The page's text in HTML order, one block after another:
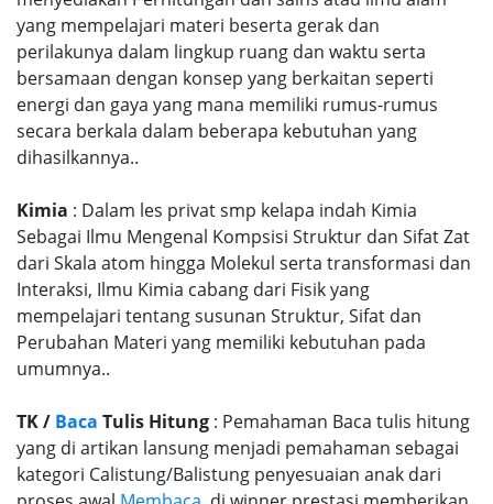
yang mempelajari materi beserta gerak dan
perilakunya dalam lingkup ruang dan waktu serta
bersamaan dengan konsep yang berkaitan seperti
energi dan gaya yang mana memiliki rumus-rumus
secara berkala dalam beberapa kebutuhan yang
dihasilkannya..
Kimia : Dalam les privat smp kelapa indah Kimia
Sebagai Ilmu Mengenal Kompsisi Struktur dan Sifat Zat
dari Skala atom hingga Molekul serta transformasi dan
Interaksi, Ilmu Kimia cabang dari Fisik yang
mempelajari tentang susunan Struktur, Sifat dan
Perubahan Materi yang memiliki kebutuhan pada
umumnya..
TK / Baca Tulis Hitung : Pemahaman Baca tulis hitung
yang di artikan lansung menjadi pemahaman sebagai
kategori Calistung/Balistung penyesuaian anak dari